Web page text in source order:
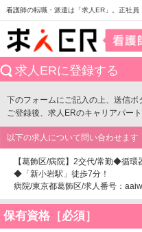
看護師の転職・派遣は「求人ER」。正社
求人ERに登録する
下のフォームにご記入の上、送信ボ
ご登録後、求人ERのキャリアパー
以下の求人について問い合わせます
【葛飾区/病院】2交代/常勤◆循
◆「新小岩駅」徒歩7分！
病院/東京都葛飾区/求人番号：
保有資格［必須］